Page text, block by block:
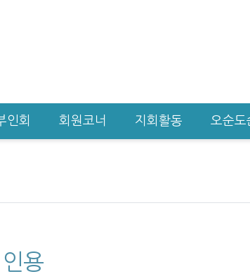
인회 회원코너 지회활동 오순도
용